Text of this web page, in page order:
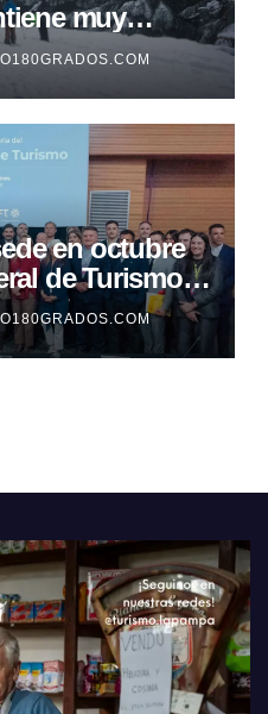
muy
para agosto
en octubre
de Turismo y